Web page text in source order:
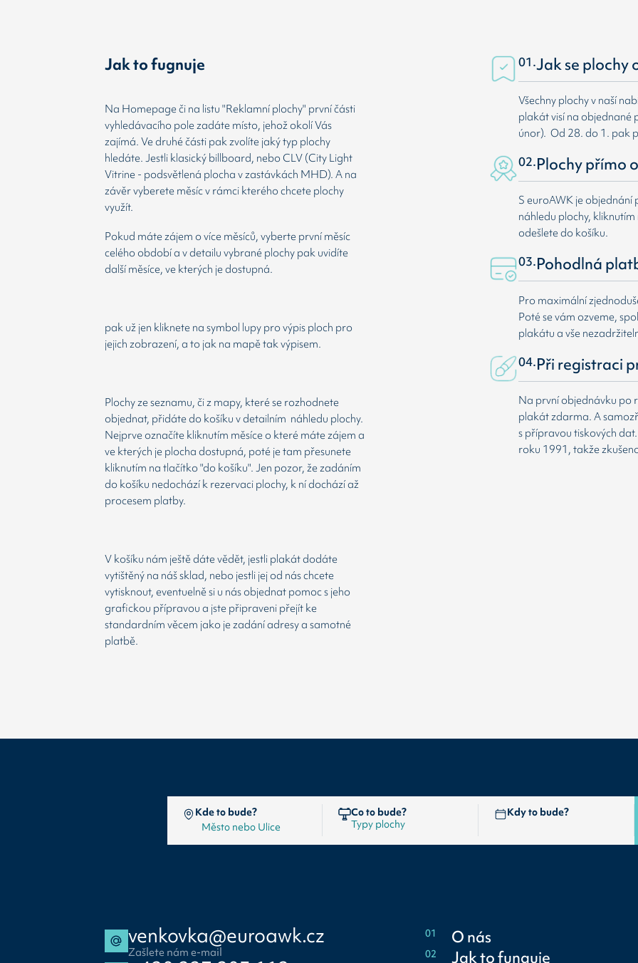
Jak to fugnuje
Na Homepage či na listu "Reklamní plochy" první části
vyhledávacího pole zadáte místo, jehož okolí Vás
zajímá. Ve druhé části pak zvolíte jaký typ plochy
hledáte. Jestli klasický billboard, nebo CLV (City Light
Vitrine - podsvětlená plocha v zastávkách MHD). A na
závěr vyberete měsíc v rámci kterého chcete plochy
využít.
Pokud máte zájem o více měsíců, vyberte první měsíc
celého období a v detailu vybrané plochy pak uvidíte
další měsíce, ve kterých je dostupná.
pak už jen kliknete na symbol lupy pro výpis ploch pro
jejich zobrazení, a to jak na mapě tak výpisem.
Plochy ze seznamu, či z mapy, které se rozhodnete
objednat, přidáte do košíku v detailním náhledu plochy.
Nejprve označíte kliknutím měsíce o které máte zájem a
ve kterých je plocha dostupná, poté je tam přesunete
kliknutím na tlačítko "do košíku". Jen pozor, že zadáním
do košíku nedochází k rezervaci plochy, k ní dochází až
procesem platby.
V košíku nám ještě dáte vědět, jestli plakát dodáte
vytištěný na náš sklad, nebo jestli jej od nás chcete
vytisknout, eventuelně si u nás objednat pomoc s jeho
grafickou přípravou a jste připraveni přejít ke
standardním věcem jako je zadání adresy a samotné
platbě.
01.Jak se plochy
Všechny plochy v naší
plakát visí na objednané
únor). Od 28. do 1. pak
02.Plochy přímo
S euroAWK je objednání
náhledu plochy,
odešlete do košíku.
03.Pohodlná
Pro maximální
Poté se vám ozveme,
plakátu a vše
04.Při registraci
Na první objednávku po
plakát zdarma. A
s přípravou tiskových
roku 1991, takže
Kde to bude? Co to bude? Kdy to bude?
venkovka@euroawk.cz
Zašlete nám e-mail
01 O nás
02 Jak to funguje